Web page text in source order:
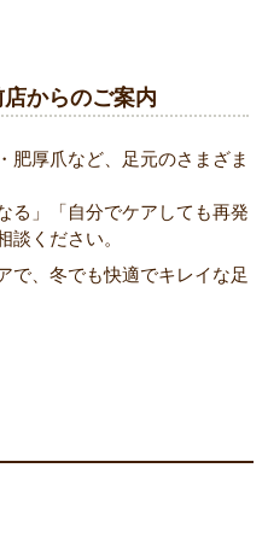
からのご案内
肥厚爪など、足元のさまざま
る」「自分でケアしても再発
談ください。
で、冬でも快適でキレイな足